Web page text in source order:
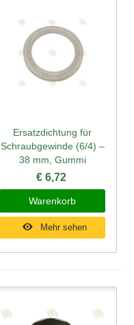
Ersatzdichtung für
Schraubgewinde (6/4) –
38 mm, Gummi
€ 6,72
Warenkorb
Mehr sehen